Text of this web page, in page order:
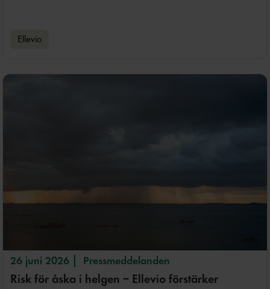
Ellevio
26 juni 2026 Pressmeddelanden
Risk för åska i helgen – Ellevio förstärker